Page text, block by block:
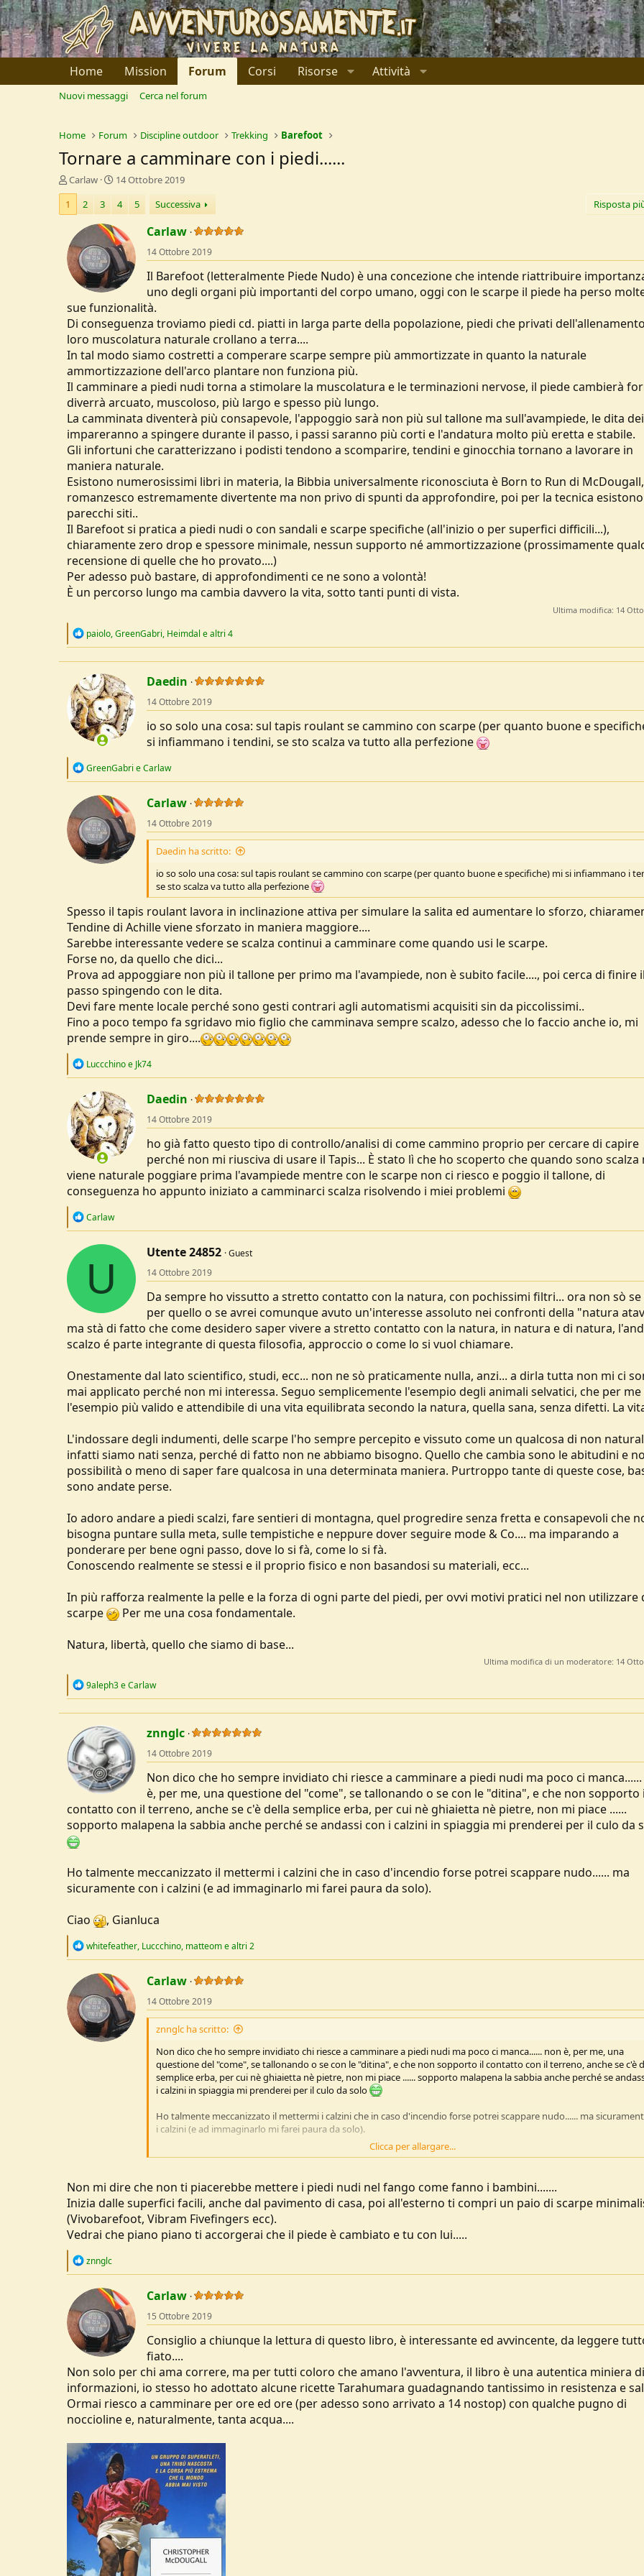
Home Mission Forum Corsi Risorse Attività
Nuovi messaggi Cerca nel forum
Home Forum Discipline outdoor Trekking Barefoot
Tornare a camminare con i piedi......
C
r
e
a
o
r
e
D
s
c
u
s
s
i
o
n
e
Carlaw
D
t
a
d
i
I
n
i
i
o
14 Ottobre 2019
1
2 3 4 5 Successiva Risposta
Carlaw
14 Ottobre 2019
Il Barefoot (letteralmente Piede Nudo) è una concezione che intende riattribuire
uno degli organi più importanti del corpo umano, oggi con le scarpe il piede ha perso
sue funzionalità.
Di conseguenza troviamo piedi cd. piatti in larga parte della popolazione, piedi che privati
loro muscolatura naturale crollano a terra....
In tal modo siamo costretti a comperare scarpe sempre più ammortizzate in quanto la naturale
ammortizzazione dell'arco plantare non funziona più.
Il camminare a piedi nudi torna a stimolare la muscolatura e le terminazioni nervose, il piede cambierà
diverrà arcuato, muscoloso, più largo e spesso più lungo.
La camminata diventerà più consapevole, l'appoggio sarà non più sul tallone ma sull'avampiede, le dita
impareranno a spingere durante il passo, i passi saranno più corti e l'andatura molto più eretta e stabile.
Gli infortuni che caratterizzano i podisti tendono a scomparire, tendini e ginocchia tornano a lavorare in
maniera naturale.
Esistono numerosissimi libri in materia, la Bibbia universalmente riconosciuta è Born to Run di
romanzesco estremamente divertente ma non privo di spunti da approfondire, poi per la tecnica esistono
parecchi siti..
Il Barefoot si pratica a piedi nudi o con sandali e scarpe specifiche (all'inizio o per superfici difficili...),
chiaramente zero drop e spessore minimale, nessun supporto né ammortizzazione (prossimamente
recensione di quelle che ho provato....)
Per adesso può bastare, di approfondimenti ce ne sono a volontà!
È un percorso lungo ma cambia davvero la vita, sotto tanti punti di vista.
Ultima modifica: 14
R
t
i
o
n
s
:
paiolo,GreenGabri, Heimdal e altri 4
Daedin
14 Ottobre 2019
io so solo una cosa: sul tapis roulant se cammino con scarpe (per quanto buone e
si infiammano i tendini, se sto scalza va tutto alla perfezione
R
c
i
o
n
s
GreenGabri eCarlaw
Carlaw
14 Ottobre 2019
Daedin ha scritto:
io so solo una cosa: sul tapis roulant se cammino con scarpe (per quanto buone e specifiche) mi si infiammano i
se sto scalza va tutto alla perfezione
Spesso il tapis roulant lavora in inclinazione attiva per simulare la salita ed aumentare lo sforzo,
Tendine di Achille viene sforzato in maniera maggiore....
Sarebbe interessante vedere se scalza continui a camminare come quando usi le scarpe.
Forse no, da quello che dici...
Prova ad appoggiare non più il tallone per primo ma l'avampiede, non è subito facile...., poi cerca di finire il
passo spingendo con le dita.
Devi fare mente locale perché sono gesti contrari agli automatismi acquisiti sin da piccolissimi..
Fino a poco tempo fa sgridavo mio figlio che camminava sempre scalzo, adesso che lo faccio anche io, mi
prende sempre in giro....
R
c
t
i
o
n
s
Luccchinoe Jk74
Daedin
14 Ottobre 2019
ho già fatto questo tipo di controllo/analisi di come cammino proprio per cercare di capire
perché non mi riusciva di usare il Tapis... È stato lì che ho scoperto che quando sono scalza
viene naturale poggiare prima l'avampiede mentre con le scarpe non ci riesco e poggio il tallone, di
conseguenza ho appunto iniziato a camminarci scalza risolvendo i miei problemi
R
c
o
s
Carlaw
U
Utente 24852 Guest
14 Ottobre 2019
Da sempre ho vissutto a stretto contatto con la natura, con pochissimi filtri... ora non sò se
per quello o se avrei comunque avuto un'interesse assoluto nei confronti della "natura
ma stà di fatto che come desidero saper vivere a stretto contatto con la natura, in natura e di natura,
scalzo é parte integrante di questa filosofia, approccio o come lo si vuol chiamare.
Onestamente dal lato scientifico, studi, ecc... non ne sò praticamente nulla, anzi... a dirla tutta non mi ci
mai applicato perché non mi interessa. Seguo semplicemente l'esempio degli animali selvatici, che per me
l'esempio più valido e attendibile di una vita equilibrata secondo la natura, quella sana, senza difetti. La
L'indossare degli indumenti, delle scarpe l'ho sempre percepito e vissuto come un qualcosa di non
infatti siamo nati senza, perché di fatto non ne abbiamo bisogno. Quello che cambia sono le abitudini e
possibilità o meno di saper fare qualcosa in una determinata maniera. Purtroppo tante di queste cose,
sono andate perse.
Io adoro andare a piedi scalzi, fare sentieri di montagna, quel progredire senza fretta e consapevoli che
bisogna puntare sulla meta, sulle tempistiche e neppure dover seguire mode & Co.... ma imparando a
ponderare per bene ogni passo, dove lo si fà, come lo si fà.
Conoscendo realmente se stessi e il proprio fisico e non basandosi su materiali, ecc...
In più rafforza realmente la pelle e la forza di ogni parte del piedi, per ovvi motivi pratici nel non utilizzare
scarpe
Per me una cosa fondamentale.
Natura, libertà, quello che siamo di base...
Ultima modifica di un moderatore: 14
R
t
i
o
n
s
:
9aleph3eCarlaw
znnglc
14 Ottobre 2019
Non dico che ho sempre invidiato chi riesce a camminare a piedi nudi ma poco ci
è, per me, una questione del "come", se tallonando o se con le "ditina", e che non sopporto
contatto con il terreno, anche se c'è della semplice erba, per cui nè ghiaietta nè pietre, non mi piace ......
sopporto malapena la sabbia anche perché se andassi con i calzini in spiaggia mi prenderei per il culo da
Ho talmente meccanizzato il mettermi i calzini che in caso d'incendio forse potrei scappare nudo...... ma
sicuramente con i calzini (e ad immaginarlo mi farei paura da solo).
Ciao
, Gianluca
R
c
i
o
n
s
whitefeather, Luccchino, matteome altri 2
Carlaw
14 Ottobre 2019
znnglc ha scritto:
Non dico che ho sempre invidiato chi riesce a camminare a piedi nudi ma poco ci manca...... non è, per me, una
questione del "come", se tallonando o se con le "ditina", e che non sopporto il contatto con il terreno, anche se c'è
semplice erba, per cui nè ghiaietta nè pietre, non mi piace ...... sopporto malapena la sabbia anche perché se
i calzini in spiaggia mi prenderei per il culo da solo
Ho talmente meccanizzato il mettermi i calzini che in caso d'incendio forse potrei scappare nudo...... ma
i calzini (e ad immaginarlo mi farei paura da solo).
Ciao
, Gianluca
Clicca per allargare...
Non mi dire che non ti piacerebbe mettere i piedi nudi nel fango come fanno i bambini.......
Inizia dalle superfici facili, anche dal pavimento di casa, poi all'esterno ti compri un paio di scarpe
(Vivobarefoot, Vibram Fivefingers ecc).
Vedrai che piano piano ti accorgerai che il piede è cambiato e tu con lui.....
R
c
i
o
n
s
znnglc
Carlaw
15 Ottobre 2019
Consiglio a chiunque la lettura di questo libro, è interessante ed avvincente, da leggere
fiato....
Non solo per chi ama correre, ma per tutti coloro che amano l'avventura, il libro è una autentica miniera di
informazioni, io stesso ho adottato alcune ricette Tarahumara guadagnando tantissimo in resistenza e
Ormai riesco a camminare per ore ed ore (per adesso sono arrivato a 14 nostop) con qualche pugno di
noccioline e, naturalmente, tanta acqua....